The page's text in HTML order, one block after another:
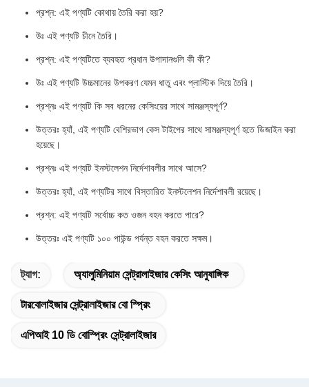
প্রশ্ন: এই পণ্যটি কোথায় তৈরি করা হয়?
উঃ এই পণ্যটি চীনে তৈরি।
প্রশ্ন: এই পণ্যটিতে ব্যবহৃত প্রধান উপাদানগুলি কী কী?
উঃ এই পণ্যটি উচ্চমানের উপকরণ যেমন ধাতু এবং প্লাস্টিক দিয়ে তৈরি।
প্রশ্নঃ এই পণ্যটি কি সব ধরনের কেসিংয়ের সাথে সামঞ্জস্যপূর্ণ?
উত্তরঃ হ্যাঁ, এই পণ্যটি বেশিরভাগ কেস টাইপের সাথে সামঞ্জস্যপূর্ণ হতে ডিজাইন করা
হয়েছে।
প্রশ্নঃ এই পণ্যটি ইনস্টলেশন নির্দেশাবলীর সাথে আসে?
উত্তরঃ হ্যাঁ, এই পণ্যটির সাথে বিস্তারিত ইনস্টলেশন নির্দেশাবলী রয়েছে।
প্রশ্ন: এই পণ্যটি সর্বোচ্চ কত ওজন বহন করতে পারে?
উত্তরঃ এই পণ্যটি ১০০ পাউন্ড পর্যন্ত বহন করতে সক্ষম।
ট্যাগ: অ্যালুমিনিয়াম সেন্ট্রালাইজার কেসিং আনুষাঙ্গিক
টারবোলাইজার সেন্ট্রালাইজার বো স্প্রিং
এপিআই 10 ডি বোস্প্রিং সেন্ট্রালাইজার